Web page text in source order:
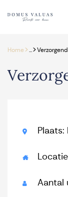
Navigatie overslaan
Home> >
Aantal